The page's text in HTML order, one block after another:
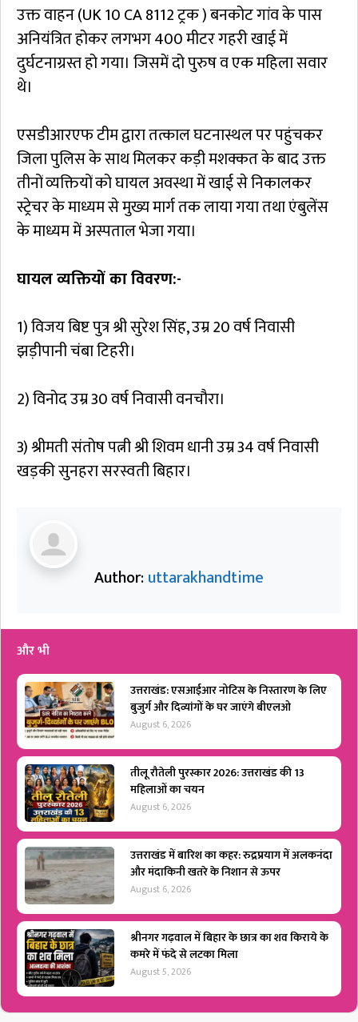
उक्त वाहन (UK 10 CA 8112 ट्रक ) बनकोट गांव के पास
अनियंत्रित होकर लगभग 400 मीटर गहरी खाई में
दुर्घटनाग्रस्त हो गया। जिसमें दो पुरुष व एक महिला सवार
थे।
एसडीआरएफ टीम द्वारा तत्काल घटनास्थल पर पहुंचकर
जिला पुलिस के साथ मिलकर कड़ी मशक्कत के बाद उक्त
तीनों व्यक्तियों को घायल अवस्था में खाई से निकालकर
स्ट्रेचर के माध्यम से मुख्य मार्ग तक लाया गया तथा एंबुलेंस
के माध्यम में अस्पताल भेजा गया।
घायल व्यक्तियों का विवरण:-
1) विजय बिष्ट पुत्र श्री सुरेश सिंह, उम्र 20 वर्ष निवासी
झड़ीपानी चंबा टिहरी।
2) विनोद उम्र 30 वर्ष निवासी वनचौरा।
3) श्रीमती संतोष पत्नी श्री शिवम धानी उम्र 34 वर्ष निवासी
खड़की सुनहरा सरस्वती बिहार।
Author:uttarakhandtime
और भी
उत्तराखंड: एसआईआर नोटिस के निस्तारण के लिए
बुजुर्ग और दिव्यांगों के घर जाएंगे बीएलओ
August 6, 2026
तीलू रौतेली पुरस्कार 2026: उत्तराखंड की 13
महिलाओं का चयन
August 6, 2026
उत्तराखंड में बारिश का कहर: रुद्रप्रयाग में अलकनंदा
और मंदाकिनी खतरे के निशान से ऊपर
August 6, 2026
श्रीनगर गढ़वाल में बिहार के छात्र का शव किराये के
कमरे में फंदे से लटका मिला
August 5, 2026